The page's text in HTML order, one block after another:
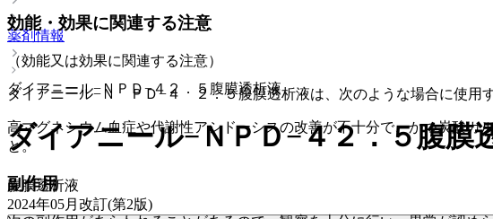
効能・効果に関連する注意
（効能又は効果に関連する注意）
ダイアニール−Ｎ ＰＤ−４ ２．５腹膜透析液は、次のような場合に使用す
高マグネシウム血症や代謝性アシドーシスの改善が不十分で、かつ炭酸カ
と。
副作用
薬剤情報
ダイアニール−ＮＰＤ−４２．５腹膜透析液
ダイアニール−ＮＰＤ−４２．５腹膜
腹膜透析液
2024年05月改訂(第2版)